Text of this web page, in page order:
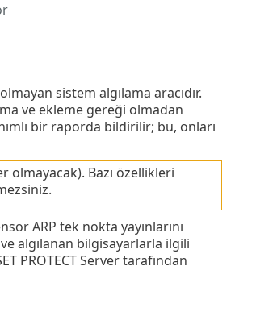
sistem algılama aracıdır.
ve ekleme gereği olmadan
bir raporda bildirilir; bu, onları
olmayacak). Bazı özellikleri
ARP tek nokta yayınlarını
algılanan bilgisayarlarla ilgili
PROTECT Server tarafından